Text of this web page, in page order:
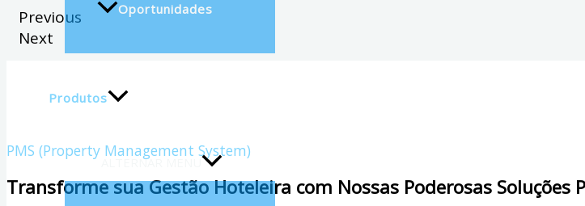
Oportunidades
Produtos
ALTERNAR MENU
Previous
Next
PMS (Property Management System)
Transforme sua Gestão Hoteleira com Nossas Poderosas Soluções